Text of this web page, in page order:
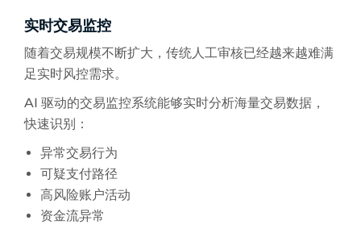
实时交易监控
随着交易规模不断扩大，传统人工审核已经越来越难满
足实时风控需求。
AI 驱动的交易监控系统能够实时分析海量交易数据，
快速识别：
异常交易行为
可疑支付路径
高风险账户活动
资金流异常